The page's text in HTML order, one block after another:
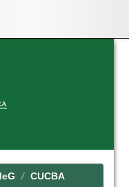
CUCBA